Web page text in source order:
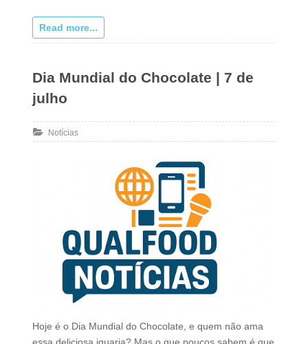
Read more...
Dia Mundial do Chocolate | 7 de
julho
Notícias
Hoje é o Dia Mundial do Chocolate, e quem não ama